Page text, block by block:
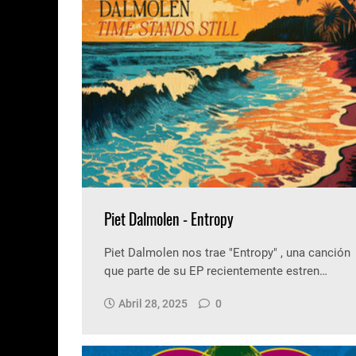
Piet Dalmolen - Entropy
Piet Dalmolen nos trae "Entropy" , una canción
que parte de su EP recientemente estren…
Abril 28, 2025 0